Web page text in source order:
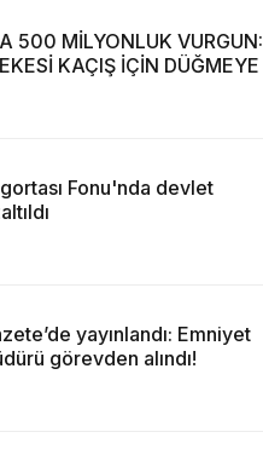
500 MİLYONLUK VURGUN:
KAÇIŞ İÇİN DÜĞMEYE
Fonu'nda devlet
yayınlandı: Emniyet
görevden alındı!